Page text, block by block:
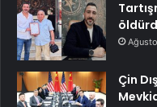
Çin